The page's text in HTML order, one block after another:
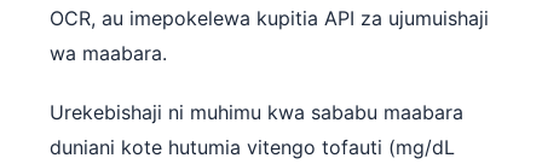
OCR, au imepokelewa kupitia API za ujumuishaji
wa maabara.
Urekebishaji ni muhimu kwa sababu maabara
duniani kote hutumia vitengo tofauti (mg/dL